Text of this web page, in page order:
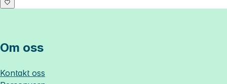
Om oss
Kontakt oss